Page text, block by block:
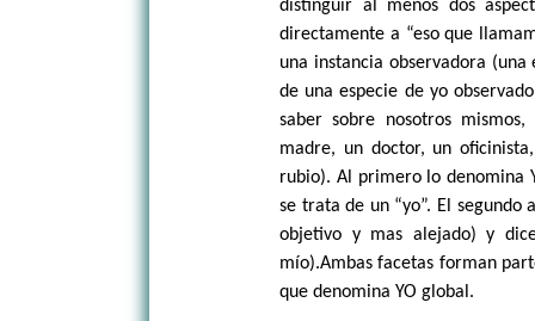
distinguir al menos dos
directamente a “eso que
una instancia observadora
de una especie de yo
saber sobre nosotros
madre, un doctor, un
rubio). Al primero lo denomina
se trata de un “yo”. El segundo
objetivo y mas alejado) y
mío).Ambas facetas forman
que denomina YO global.